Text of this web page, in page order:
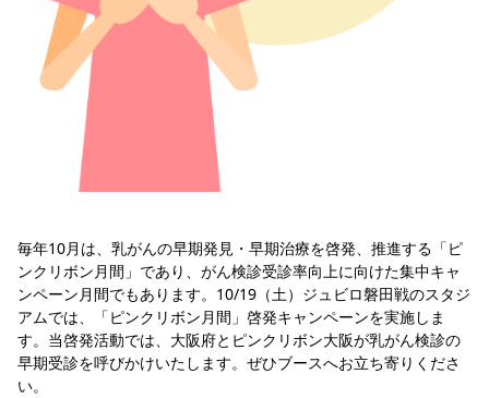
アウェイツアー
アウェイツアー
よくある質問
よくある質問
スポーツクラブ
スポーツクラブ
関連団体/施設
長居公園 セレッソフットサルパーク
セレッソスポーツパーク舞洲
セレッソ大阪アカデミー
子供のサッカースクール
大人のサッカースクール
その他スポーツクラブ
毎年10月は、乳がんの早期発見・早期治療を啓発、推進する「ピ
ンクリボン月間」であり、がん検診受診率向上に向けた集中キャ
ンペーン月間でもあります。10/19（土）ジュビロ磐田戦のスタジ
アムでは、「ピンクリボン月間」啓発キャンペーンを実施しま
す。当啓発活動では、大阪府とピンクリボン大阪が乳がん検診の
早期受診を呼びかけいたします。ぜひブースへお立ち寄りくださ
い。